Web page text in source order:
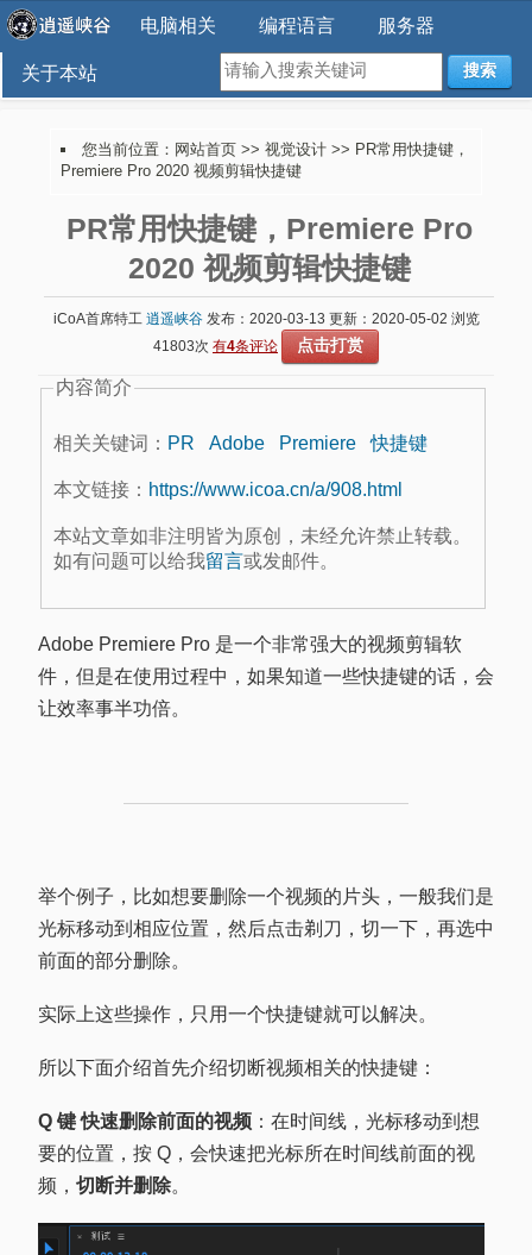
电脑相关 编程语言 服务器
关于本站 搜索
您当前位置： 网站首页 >> 视觉设计 >> PR常用快捷键，
Premiere Pro 2020 视频剪辑快捷键
PR常用快捷键，Premiere Pro
2020 视频剪辑快捷键
iCoA首席特工 逍遥峡谷发布：2020-03-13 更新：2020-05-02 浏览
41803次 有4条评论 点击打赏
内容简介
相关关键词： PR Adobe Premiere 快捷键
本文链接： https://www.icoa.cn/a/908.html
本站文章如非注明皆为原创，未经允许禁止转载。
如有问题可以给我留言或发邮件。
Adobe Premiere Pro 是一个非常强大的视频剪辑软
件，但是在使用过程中，如果知道一些快捷键的话，会
让效率事半功倍。
举个例子，比如想要删除一个视频的片头，一般我们是
光标移动到相应位置，然后点击剃刀，切一下，再选中
前面的部分删除。
实际上这些操作，只用一个快捷键就可以解决。
所以下面介绍首先介绍切断视频相关的快捷键：
Q 键 快速删除前面的视频 ：在时间线，光标移动到想
要的位置，按 Q，会快速把光标所在时间线前面的视
频， 切断并删除。